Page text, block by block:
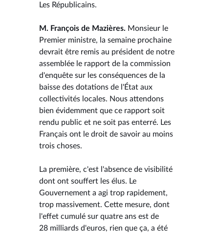
Les Républicains.
M. François de Mazières. Monsieur le
Premier ministre, la semaine prochaine
devrait être remis au président de notre
assemblée le rapport de la commission
d'enquête sur les conséquences de la
baisse des dotations de l'État aux
collectivités locales. Nous attendons
bien évidemment que ce rapport soit
rendu public et ne soit pas enterré. Les
Français ont le droit de savoir au moins
trois choses.
La première, c'est l'absence de visibilité
dont ont souffert les élus. Le
Gouvernement a agi trop rapidement,
trop massivement. Cette mesure, dont
l'effet cumulé sur quatre ans est de
28 milliards d'euros, rien que ça, a été